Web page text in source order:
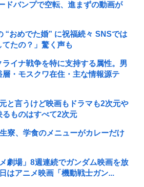
ドバンプで空転、進まずの動画が
“おめでた婚” に祝福続々 SNSでは
てたの？」驚く声も
ライナ戦争を特に支持する属性。男
・モスクワ在住・主な情報源テ
と言うけど映画もドラマも2次元や
るものはすべて2次元
寮、学食のメニューがカレーだけ
劇場」8週連続でガンダム映画を放
はアニメ映画「機動戦士ガン...